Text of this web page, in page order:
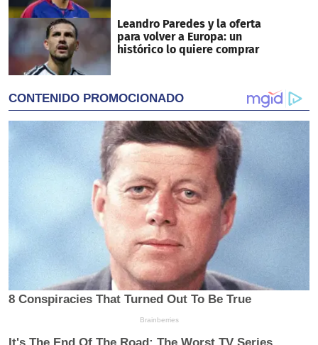
Leandro Paredes y la oferta
para volver a Europa: un
histórico lo quiere comprar